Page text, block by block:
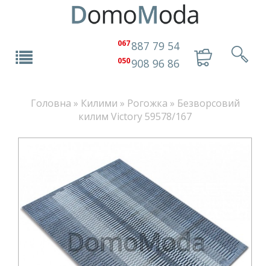
067887 79 54
050908 96 86
Головна » Килими » Рогожка » Безворсовий
килим Victory 59578/167